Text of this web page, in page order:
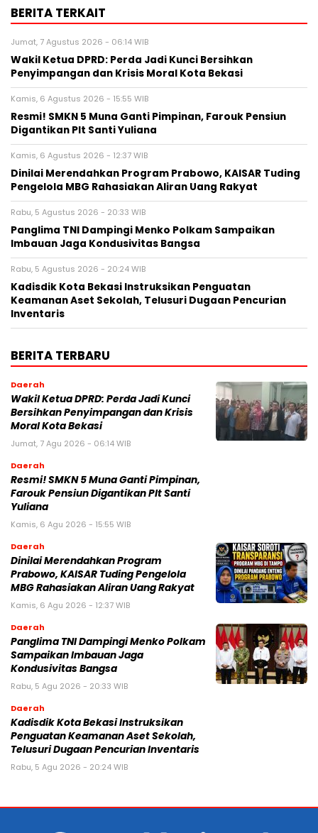
BERITA TERKAIT
Jumat, 7 Agustus 2026 - 06:14 WIB
Wakil Ketua DPRD: Perda Jadi Kunci Bersihkan
Penyimpangan dan Krisis Moral Kota Bekasi
Kamis, 6 Agustus 2026 - 15:55 WIB
Resmi! SMKN 5 Muna Ganti Pimpinan, Farouk Pensiun
Digantikan Plt Santi Yuliana
Kamis, 6 Agustus 2026 - 12:37 WIB
Dinilai Merendahkan Program Prabowo, KAISAR Tuding
Pengelola MBG Rahasiakan Aliran Uang Rakyat
Rabu, 5 Agustus 2026 - 20:33 WIB
Panglima TNI Dampingi Menko Polkam Sampaikan
Imbauan Jaga Kondusivitas Bangsa
Rabu, 5 Agustus 2026 - 20:24 WIB
Kadisdik Kota Bekasi Instruksikan Penguatan
Keamanan Aset Sekolah, Telusuri Dugaan Pencurian
Inventaris
BERITA TERBARU
Daerah
Wakil Ketua DPRD: Perda Jadi Kunci
Bersihkan Penyimpangan dan Krisis
Moral Kota Bekasi
Jumat, 7 Agu 2026 - 06:14 WIB
Daerah
Resmi! SMKN 5 Muna Ganti Pimpinan,
Farouk Pensiun Digantikan Plt Santi
Yuliana
Kamis, 6 Agu 2026 - 15:55 WIB
Daerah
Dinilai Merendahkan Program
Prabowo, KAISAR Tuding Pengelola
MBG Rahasiakan Aliran Uang Rakyat
Kamis, 6 Agu 2026 - 12:37 WIB
Daerah
Panglima TNI Dampingi Menko Polkam
Sampaikan Imbauan Jaga
Kondusivitas Bangsa
Rabu, 5 Agu 2026 - 20:33 WIB
Daerah
Kadisdik Kota Bekasi Instruksikan
Penguatan Keamanan Aset Sekolah,
Telusuri Dugaan Pencurian Inventaris
Rabu, 5 Agu 2026 - 20:24 WIB